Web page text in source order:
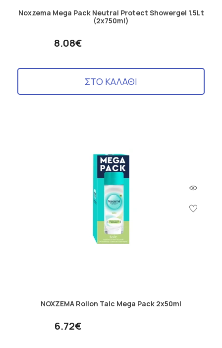
Noxzema Mega Pack Neutral Protect Showergel 1.5Lt
(2x750ml)
8.08€
ΣΤΟ ΚΑΛΑΘΙ
NOXZEMA Rollon Talc Mega Pack 2x50ml
6.72€